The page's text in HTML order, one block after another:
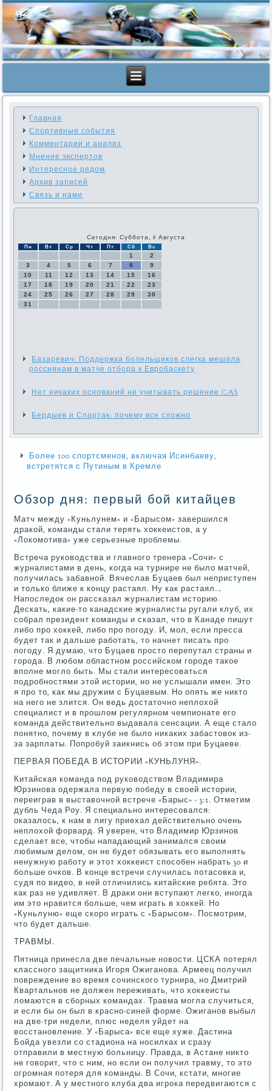
Главная
Спортивные события
Комментарии и анализ
Мнение экспертов
Интересное рядом
Архив записей
Связь и нами
Сегодня: Суббота, 8 Августа
Пн Вт Ср Чт Пт Сб Вс
1
2
3
4 5 6 7 8
9
10
11 12 13 14 15
16
17
18 19 20 21 22
23
24
25 26 27 28 29
30
31
Базаревич: Поддержка болельщиков слегка мешала
россиянам в матче отбора к Евробаскету
Нет никаких оснований не учитывать решение CAS
Бердыев и Спартак: почему все сложно
Более 100 спортсменов, включая Исинбаеву,
встретятся с Путиным в Кремле
Обзор дня: первый бой китайцев
Матч между «Куньлунем» и «Барысом» завершился
дракой, команды стали терять хоккеистов, а у
«Локомотива» уже серьезные проблемы.
Встреча руководства и главного тренера «Сочи» с
журналистами в день, когда на турнире не было матчей,
получилась забавной. Вячеслав Буцаев был неприступен
и только ближе к концу растаял. Ну как растаял…
Напоследок он рассказал журналистам историю.
Дескать, какие-то канадские журналисты ругали клуб, их
собрал президент команды и сказал, что в Канаде пишут
либо про хоккей, либо про погоду. И, мол, если пресса
будет так и дальше работать, то начнет писать про
погоду. Я думаю, что Буцаев просто перепутал страны и
города. В любом областном российском городе такое
вполне могло быть. Мы стали интересоваться
подробностями этой истории, но не услышали имен. Это
я про то, как мы дружим с Буцаевым. Но опять же никто
на него не злится. Он ведь достаточно неплохой
специалист и в прошлом регулярном чемпионате его
команда действительно выдавала сенсации. А еще стало
понятно, почему в клубе не было никаких забастовок из-
за зарплаты. Попробуй заикнись об этом при Буцаеве.
ПЕРВАЯ ПОБЕДА В ИСТОРИИ «КУНЬЛУНЯ».
Китайская команда под руководством Владимира
Юрзинова одержала первую победу в своей истории,
переиграв в выставочной встрече «Барыс» - 3:1. Отметим
дубль Чеда Роу. Я специально интересовался:
оказалось, к нам в лигу приехал действительно очень
неплохой форвард. Я уверен, что Владимир Юрзинов
сделает все, чтобы нападающий занимался своим
любимым делом, он не будет обязывать его выполнять
ненужную работу и этот хоккеист способен набрать 30 и
больше очков. В конце встречи случилась потасовка и,
судя по видео, в ней отличились китайские ребята. Это
как раз не удивляет. В драки они вступают легко, иногда
им это нравится больше, чем играть в хоккей. Но
«Куньлуню» еще скоро играть с «Барысом». Посмотрим,
что будет дальше.
ТРАВМЫ.
Пятница принесла две печальные новости. ЦСКА потерял
классного защитника Игоря Ожиганова. Армеец получил
повреждение во время сочинского турнира, но Дмитрий
Квартальнов не должен переживать, что хоккеисты
ломаются в сборных командах. Травма могла случиться,
и если бы он был в красно-синей форме. Ожиганов выбыл
на две-три недели, плюс неделя уйдет на
восстановление. У «Барыса» все еще хуже. Дастина
Бойда увезли со стадиона на носилках и сразу
отправили в местную больницу. Правда, в Астане никто
не говорит, что с ним, но если он получил травму, то это
огромная потеря для команды. В Сочи, кстати, многие
хромают. А у местного клуба два игрока передвигаются с